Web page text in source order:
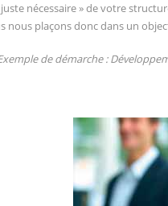
nécessaire » de votre
nous plaçons donc dans un
de démarche :